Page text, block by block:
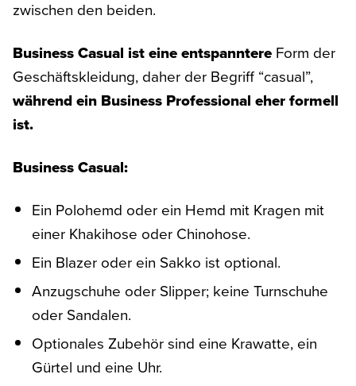
zwischen den beiden.
Business Casual ist eine entspanntere Form der
Geschäftskleidung, daher der Begriff “casual”,
während ein Business Professional eher formell
ist.
Business Casual:
Ein Polohemd oder ein Hemd mit Kragen mit
einer Khakihose oder Chinohose.
Ein Blazer oder ein Sakko ist optional.
Anzugschuhe oder Slipper; keine Turnschuhe
oder Sandalen.
Optionales Zubehör sind eine Krawatte, ein
Gürtel und eine Uhr.